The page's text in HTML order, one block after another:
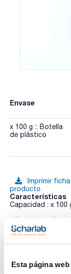
Esta página
Envase
x 100 g :: Botella
de plástico
Imprimir
producto
Características
Capacidad : x 100
- Sinónimos:
tetrasulfatocerato
-
- M = 632,56 g/mol
- Solub. en agua:
Ver más